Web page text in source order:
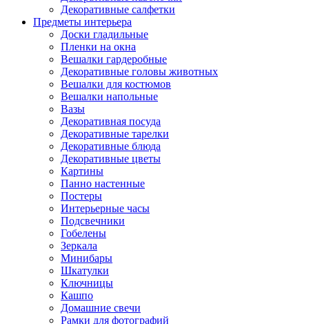
Декоративные салфетки
Предметы интерьера
Доски гладильные
Пленки на окна
Вешалки гардеробные
Декоративные головы животных
Вешалки для костюмов
Вешалки напольные
Вазы
Декоративная посуда
Декоративные тарелки
Декоративные блюда
Декоративные цветы
Картины
Панно настенные
Постеры
Интерьерные часы
Подсвечники
Гобелены
Зеркала
Минибары
Шкатулки
Ключницы
Кашпо
Домашние свечи
Рамки для фотографий